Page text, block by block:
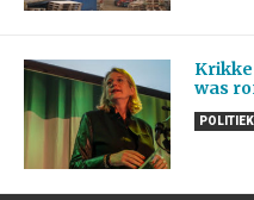
Krikke
was
POLITIEK